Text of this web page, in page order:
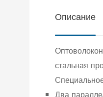
Описание
стальная